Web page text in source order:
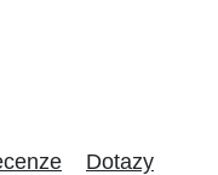
Dotazy